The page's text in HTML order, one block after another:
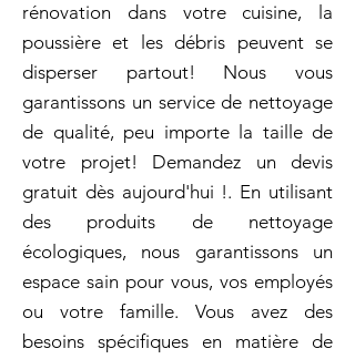
rénovation dans votre cuisine, la
poussière et les débris peuvent se
disperser partout! Nous vous
garantissons un service de nettoyage
de qualité, peu importe la taille de
votre projet! Demandez un devis
gratuit dès aujourd'hui !. En utilisant
des produits de nettoyage
écologiques, nous garantissons un
espace sain pour vous, vos employés
ou votre famille. Vous avez des
besoins spécifiques en matière de